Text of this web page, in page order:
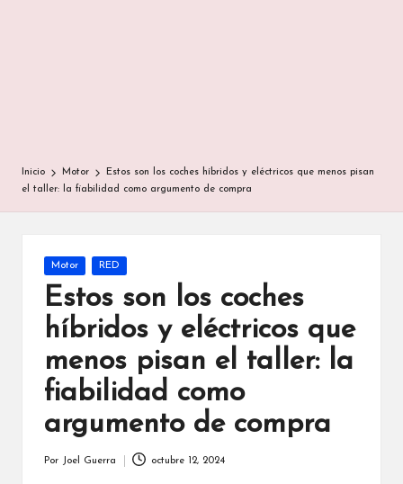
Inicio Motor
Estos son los coches híbridos y eléctricos que menos pisan
el taller: la fiabilidad como argumento de compra
Publicada
en
Motor RED
Estos son los coches
híbridos y eléctricos que
menos pisan el taller: la
fiabilidad como
argumento de compra
Por Joel Guerra octubre 12, 2024